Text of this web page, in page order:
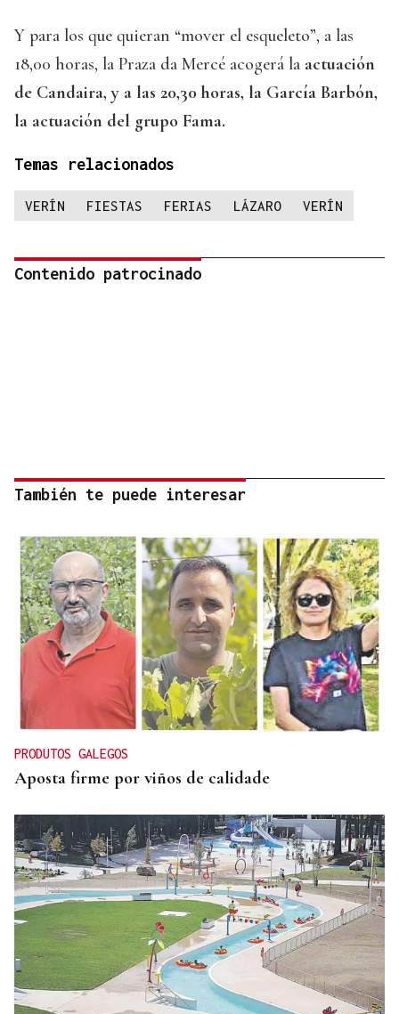
Y para los que quieran “mover el esqueleto”, a las
18,00 horas, la Praza da Mercé acogerá la actuación
de Candaira, y a las 20,30 horas, la García Barbón,
la actuación del grupo Fama.
Temas relacionados
VERÍN FIESTAS FERIAS LÁZARO VERÍN
Contenido patrocinado
También te puede interesar
PRODUTOS GALEGOS
Aposta firme por viños de calidade